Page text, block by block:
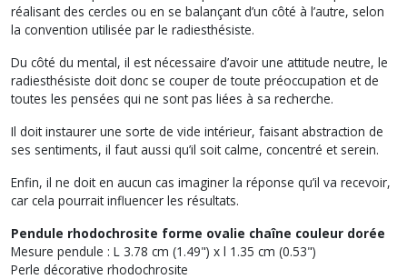
réalisant des cercles ou en se balançant d’un côté à l’autre, selon
la convention utilisée par le radiesthésiste.
Du côté du mental, il est nécessaire d’avoir une attitude neutre, le
radiesthésiste doit donc se couper de toute préoccupation et de
toutes les pensées qui ne sont pas liées à sa recherche.
Il doit instaurer une sorte de vide intérieur, faisant abstraction de
ses sentiments, il faut aussi qu’il soit calme, concentré et serein.
Enfin, il ne doit en aucun cas imaginer la réponse qu’il va recevoir,
car cela pourrait influencer les résultats.
Pendule rhodochrosite forme ovalie chaîne couleur dorée
Mesure pendule : L 3.78 cm (1.49") x l 1.35 cm (0.53")
Perle décorative rhodochrosite